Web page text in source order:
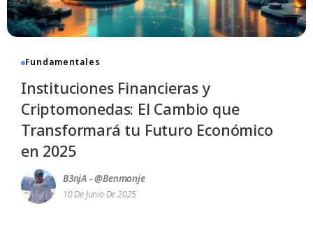
Fundamentales
Instituciones Financieras y
Criptomonedas: El Cambio que
Transformará tu Futuro Económico
en 2025
B3njA - @benmonje
10 De Junio De 2025